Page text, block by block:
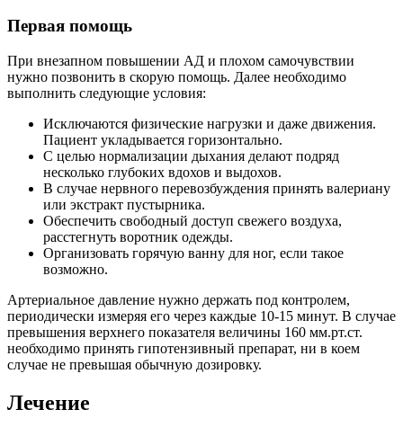
Первая помощь
При внезапном повышении АД и плохом самочувствии
нужно позвонить в скорую помощь. Далее необходимо
выполнить следующие условия:
Исключаются физические нагрузки и даже движения.
Пациент укладывается горизонтально.
С целью нормализации дыхания делают подряд
несколько глубоких вдохов и выдохов.
В случае нервного перевозбуждения принять валериану
или экстракт пустырника.
Обеспечить свободный доступ свежего воздуха,
расстегнуть воротник одежды.
Организовать горячую ванну для ног, если такое
возможно.
Артериальное давление нужно держать под контролем,
периодически измеряя его через каждые 10-15 минут. В случае
превышения верхнего показателя величины 160 мм.рт.ст.
необходимо принять гипотензивный препарат, ни в коем
случае не превышая обычную дозировку.
Лечение